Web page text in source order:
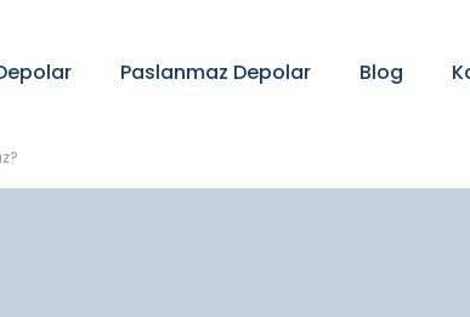
Paslanmaz Depolar Blog